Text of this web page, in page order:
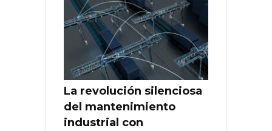
La revolución silenciosa
del mantenimiento
industrial con